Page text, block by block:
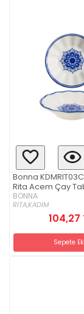
Bonna
Rita Acem Çay
BONNA
RİTA,KADİM
104,27
Sepete